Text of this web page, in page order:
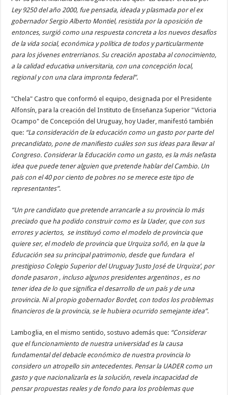
Ley 9250 del año 2000, fue pensada, ideada y plasmada por el ex
gobernador Sergio Alberto Montiel, resistida por la oposición de
entonces, surgió como una respuesta concreta a los nuevos desafíos
de la vida social, económica y política de todos y particularmente
para los jóvenes entrerrianos. Su creación apostaba al conocimiento,
a la calidad educativa universitaria, con una concepción local,
regional y con una clara impronta federal”.
"Chela" Castro que conformó el equipo, designada por el Presidente
Alfonsín, para la creación del Instituto de Enseñanza Superior "Victoria
Ocampo" de Concepción del Uruguay, hoy Uader, manifestó también
que: “La consideración de la educación como un gasto por parte del
precandidato, pone de manifiesto cuáles son sus ideas para llevar al
Congreso. Considerar la Educación como un gasto, es la más nefasta
idea que puede tener alguien que pretende hablar del Cambio. Un
país con el 40 por ciento de pobres no se merece este tipo de
representantes”.
“Un pre candidato que pretende arrancarle a su provincia lo más
preciado que ha podido construir como es la Uader, que con sus
errores y aciertos, se instituyó como el modelo de provincia que
quiere ser, el modelo de provincia que Urquiza soñó, en la que la
Educación sea su principal patrimonio, desde que fundara el
prestigioso Colegio Superior del Uruguay ‘Justo José de Urquiza’, por
donde pasaron , incluso algunos presidentes argentinos , es no
tener idea de lo que significa el desarrollo de un país y de una
provincia. Ni al propio gobernador Bordet, con todos los problemas
financieros de la provincia, se le hubiera ocurrido semejante idea”.
Lamboglia, en el mismo sentido, sostuvo además que: “Considerar
que el funcionamiento de nuestra universidad es la causa
fundamental del debacle económico de nuestra provincia lo
considero un atropello sin antecedentes. Pensar la UADER como un
gasto y que nacionalizarla es la solución, revela incapacidad de
pensar propuestas reales y de fondo para los problemas que